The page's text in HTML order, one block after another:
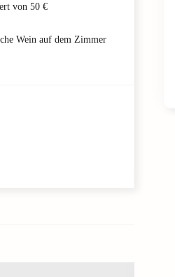
von 50 €
Wein auf dem Zimmer